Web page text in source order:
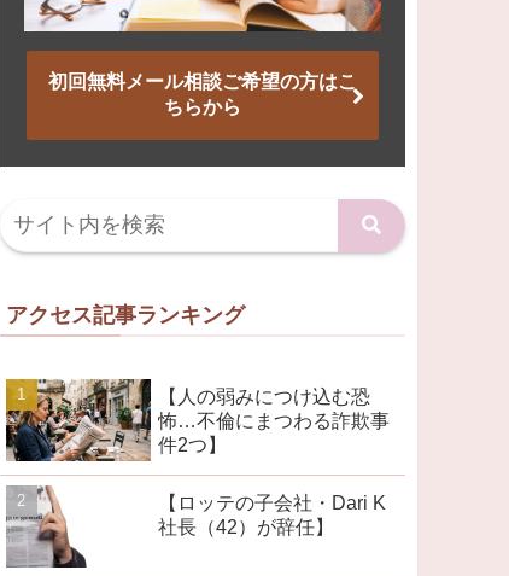
初回無料メール相談ご希望の方はこ
ちらから
アクセス記事ランキング
【人の弱みにつけ込む恐
怖…不倫にまつわる詐欺事
件2つ】
【ロッテの子会社・Dari K
社長（42）が辞任】